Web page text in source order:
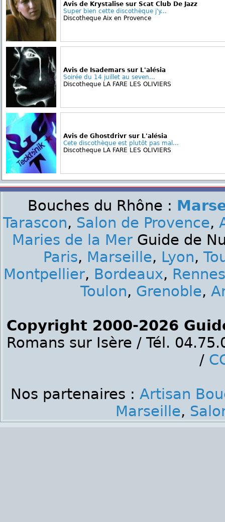
Avis de Krystalise sur Scat Club De Jazz
Super bien cette discothèque j'y...
Discotheque Aix en Provence
Avis de Isademars sur L'alésia
Soirée du 14 juillet au seven...
Discotheque LA FARE LES OLIVIERS
Avis de Ghostdrivr sur L'alésia
Cete discothèque est plutôt pas mal...
Discotheque LA FARE LES OLIVIERS
Bouches du Rhône :
Tarascon, Salon de Provence,
Maries de la MerGuide de
Paris, Marseille, Lyon,
Montpellier, Bordeaux, Rennes
Toulon, Grenoble,
Copyright 2000-2026
Romans sur Isère / Tél.
/
Nos partenaires : Artisan
Marseille,